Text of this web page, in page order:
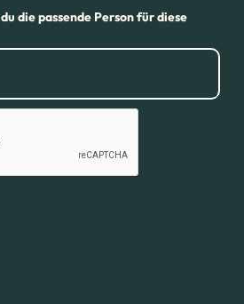
die passende Person für diese